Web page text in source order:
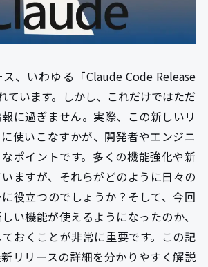
、いわゆる「Claude Code Release
ています。しかし、これだけではただ
に過ぎません。実際、この新しいリ
使いこなすかが、開発者やエンジニ
ポイントです。多くの機能強化や新
ますが、それらがどのように日々の
役立つのでしょうか？そして、今回
い機能が使えるようになったのか、
おくことが非常に重要です。この記
リリースの詳細を分かりやすく解説